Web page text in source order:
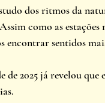
dos ritmos da
como as
encontrar sentidos
2025 já revelou que